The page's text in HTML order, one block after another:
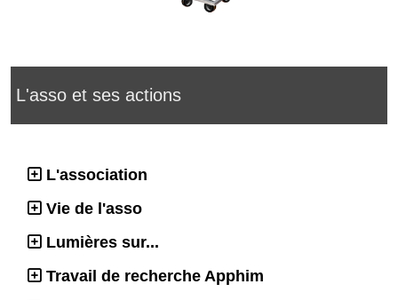
L'asso et ses actions
L'association
Vie de l'asso
Lumières sur...
Travail de recherche Apphim